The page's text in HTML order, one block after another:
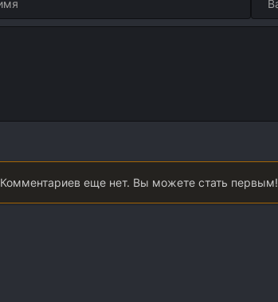
Комментариев еще нет. Вы можете стать первым!